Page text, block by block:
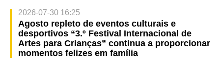
2026-07-30 16:25
Agosto repleto de eventos culturais e
desportivos “3.º Festival Internacional de
Artes para Crianças” continua a proporcionar
momentos felizes em família